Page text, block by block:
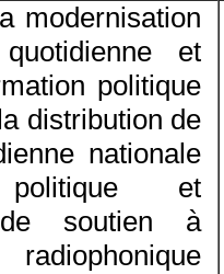
modernisation
et
politique
distribution de
nationale
politique et
soutien à